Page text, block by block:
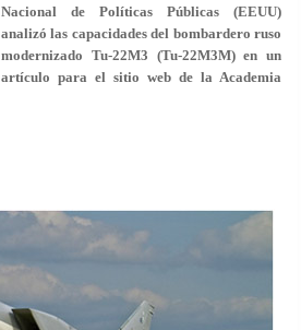
Nacional de Políticas Públicas (EEUU)
analizó las capacidades del bombardero ruso
modernizado Tu-22M3 (Tu-22M3M) en un
artículo para el sitio web de la Academia